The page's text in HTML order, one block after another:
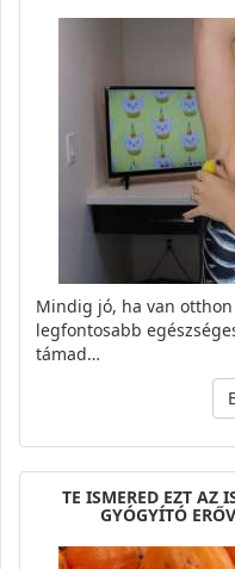
Mindig jó, ha van
legfontosabb
támad…
TE ISMERED EZT AZ
GYÓGYÍTÓ